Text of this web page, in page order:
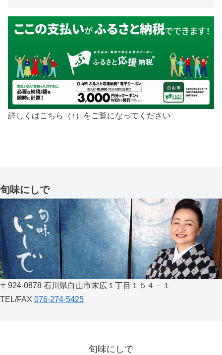
詳しくはこちら（↑）をご覧になってください
旬味にしで
〒924-0878 石川県白山市末広１丁目１５４－１
TEL/FAX 076-274-5425
旬味にしで